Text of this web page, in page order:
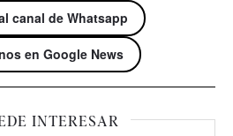
canal de Whatsapp
en Google News
INTERESAR